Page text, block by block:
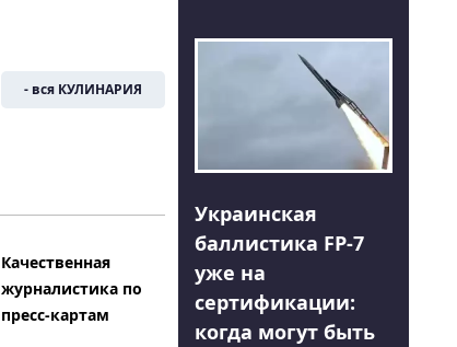
- вся КУЛИНАРИЯ
Качественная
журналистика по
пресс-картам
Украинская
баллистика FP-7
уже на
сертификации:
когда могут быть